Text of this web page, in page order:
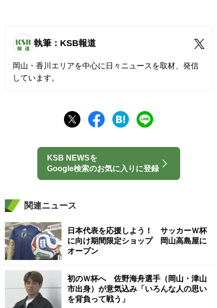
執筆：KSB報道
岡山・香川エリアを中心に日々ニュースを取材、発信
しています。
KSB NEWSを
Google検索のお気に入りに登録
関連ニュース
日本代表を応援しよう！ サッカーＷ杯
に向け期間限定ショップ 岡山高島屋に
オープン
初のＷ杯へ 佐野海舟選手（岡山・津山
市出身）が意気込み「いろんな人の思い
を背負って戦う」